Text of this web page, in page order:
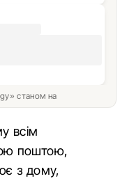
станом на
всім
поштою,
з дому,